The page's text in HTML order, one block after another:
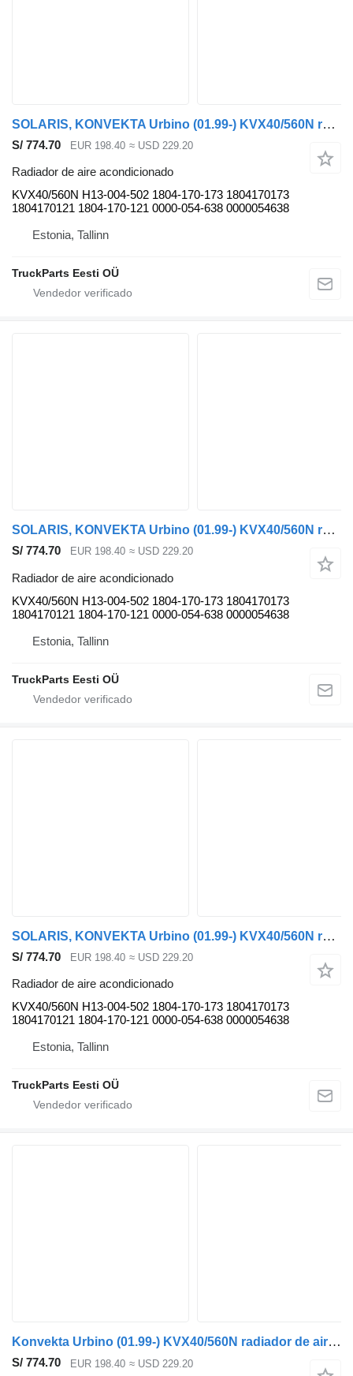
SOLARIS, KONVEKTA Urbino (01.99-) KVX40/560N radiador de aire acondicionado para Solaris Urbino, Alpino, Vacanza (1999-) autobús
S/ 774.70 EUR 198.40 ≈ USD 229.20
Radiador de aire acondicionado
KVX40/560N H13-004-502 1804-170-173 1804170173
1804170121 1804-170-121 0000-054-638 0000054638
Estonia, Tallinn
TruckParts Eesti OÜ
SOLARIS, KONVEKTA Urbino (01.99-) KVX40/560N radiador de aire acondicionado para Solaris Urbino, Alpino, Vacanza (1999-) autobús
S/ 774.70 EUR 198.40 ≈ USD 229.20
Radiador de aire acondicionado
KVX40/560N H13-004-502 1804-170-173 1804170173
1804170121 1804-170-121 0000-054-638 0000054638
Estonia, Tallinn
TruckParts Eesti OÜ
SOLARIS, KONVEKTA Urbino (01.99-) KVX40/560N radiador de aire acondicionado para Solaris Urbino, Alpino, Vacanza (1999-) autobús
S/ 774.70 EUR 198.40 ≈ USD 229.20
Radiador de aire acondicionado
KVX40/560N H13-004-502 1804-170-173 1804170173
1804170121 1804-170-121 0000-054-638 0000054638
Estonia, Tallinn
TruckParts Eesti OÜ
Konvekta Urbino (01.99-) KVX40/560N radiador de aire acondicionado para Solaris Urbino, Alpino, Vacanza (1999-) autobús
S/ 774.70 EUR 198.40 ≈ USD 229.20